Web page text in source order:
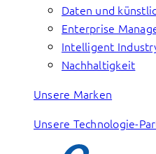
Daten und
Enterprise
Intelligent
Nachhaltigkeit
Unsere Marken
Unsere Technologie-